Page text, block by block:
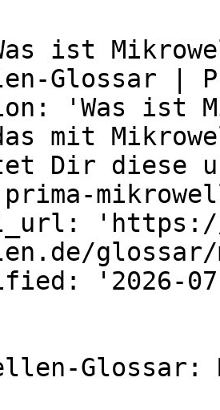
ist
Glossar |
'Was ist
mit
Dir diese
'https://
'2026-